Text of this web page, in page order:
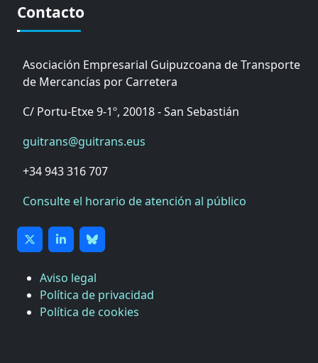
Contacto
Asociación Empresarial Guipuzcoana de Transporte
de Mercancías por Carretera
C/ Portu-Etxe 9-1º, 20018 - San Sebastián
guitrans@guitrans.eus
+34 943 316 707
Consulte el horario de atención al público
Aviso legal
Política de privacidad
Política de cookies